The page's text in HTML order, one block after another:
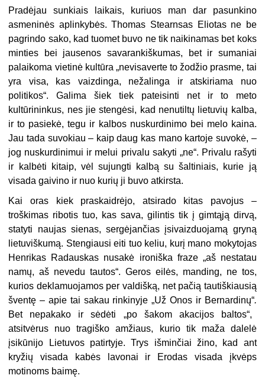
Pradėjau sunkiais laikais, kuriuos man dar pasunkino
asmeninės aplinkybės. Thomas Stearnsas Eliotas ne be
pagrindo sako, kad tuomet buvo ne tik naikinamas bet koks
minties bei jausenos savarankiškumas, bet ir sumaniai
palaikoma vietinė kultūra „nevisaverte to žodžio prasme, tai
yra visa, kas vaizdinga, nežalinga ir atskiriama nuo
politikos“. Galima šiek tiek pateisinti net ir to meto
kultūrininkus, nes jie stengėsi, kad nenutiltų lietuvių kalba,
ir to pasiekė, tegu ir kalbos nuskurdinimo bei melo kaina.
Jau tada suvokiau – kaip daug kas mano kartoje suvokė, –
jog nuskurdinimui ir melui privalu sakyti „ne“. Privalu rašyti
ir kalbėti kitaip, vėl sujungti kalbą su šaltiniais, kurie ją
visada gaivino ir nuo kurių ji buvo atkirsta.
Kai oras kiek praskaidrėjo, atsirado kitas pavojus –
troškimas ribotis tuo, kas sava, gilintis tik į gimtąją dirvą,
statyti naujas sienas, sergėjančias įsivaizduojamą gryną
lietuviškumą. Stengiausi eiti tuo keliu, kurį mano mokytojas
Henrikas Radauskas nusakė ironiška fraze „aš nestatau
namų, aš nevedu tautos“. Geros eilės, manding, ne tos,
kurios deklamuojamos per valdišką, net pačią tautiškiausią
šventę – apie tai sakau rinkinyje „Už Onos ir Bernardinų“.
Bet nepakako ir sėdėti „po šakom akacijos baltos“,
atsitvėrus nuo tragiško amžiaus, kurio tik maža dalelė
įsikūnijo Lietuvos patirtyje. Trys išminčiai žino, kad ant
kryžių visada kabės lavonai ir Erodas visada įkvėps
motinoms baimę.